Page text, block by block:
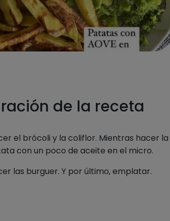
de la receta
el brócoli y la coliflor. Mientras hacer la
con un poco de aceite en el micro.
las burguer. Y por último, emplatar.